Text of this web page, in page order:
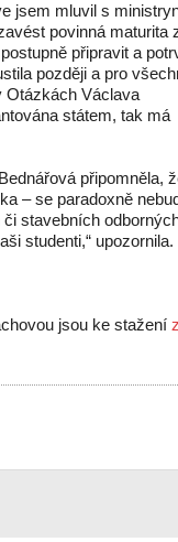
jsem mluvil s
povinná maturita
připravit a
později a pro
Otázkách Václava
státem, tak má
připomněla,
– se paradoxně
stavebních
studenti,“ upozornila.
jsou ke stažení